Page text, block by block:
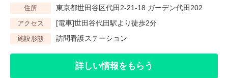
住所 東京都世田谷区代田2-21-18 ガーデン代田202
アクセス [電車]世田谷代田駅より徒歩2分
施設形態 訪問看護ステーション
詳しい情報をもらう